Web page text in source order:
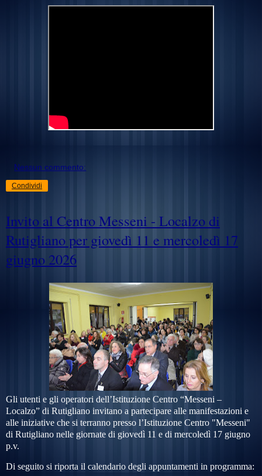
Nessun commento:
Condividi
Invito al Centro Messeni - Localzo di
Rutigliano per giovedì 11 e mercoledì 17
giugno 2026
Gli utenti e gli operatori dell’Istituzione Centro “Messeni –
Localzo” di Rutigliano invitano a partecipare alle manifestazioni e
alle iniziative che si terranno presso l’Istituzione Centro "Messeni"
di Rutigliano nelle giornate di giovedì 11 e di mercoledì 17 giugno
p.v.
Di seguito si riporta il calendario degli appuntamenti in programma: